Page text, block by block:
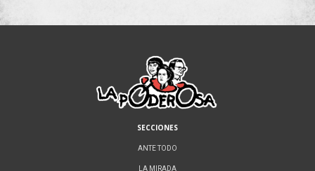
SECCIONES
ANTE TODO
LA MIRADA